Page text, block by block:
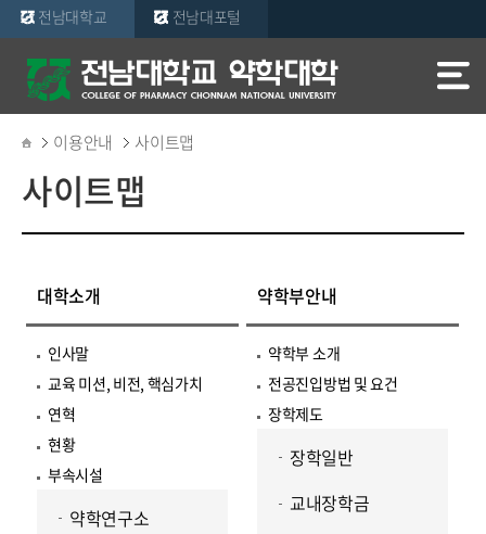
전남대학교 전남대포털
이용안내 사이트맵
사이트맵
대학소개
인사말
교육 미션, 비전, 핵심가치
연혁
현황
부속시설
약학연구소
약학부안내
약학부 소개
전공진입방법 및 요건
장학제도
장학일반
교내장학금